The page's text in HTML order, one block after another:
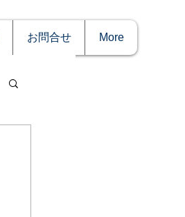
お問合せ More